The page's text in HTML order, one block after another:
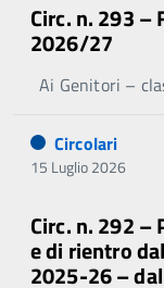
Circ. n. 293 –
2026/27
Ai Genitori –
Circolari
15 Luglio 2026
Circ. n. 292 –
e di rientro
2025-26 –